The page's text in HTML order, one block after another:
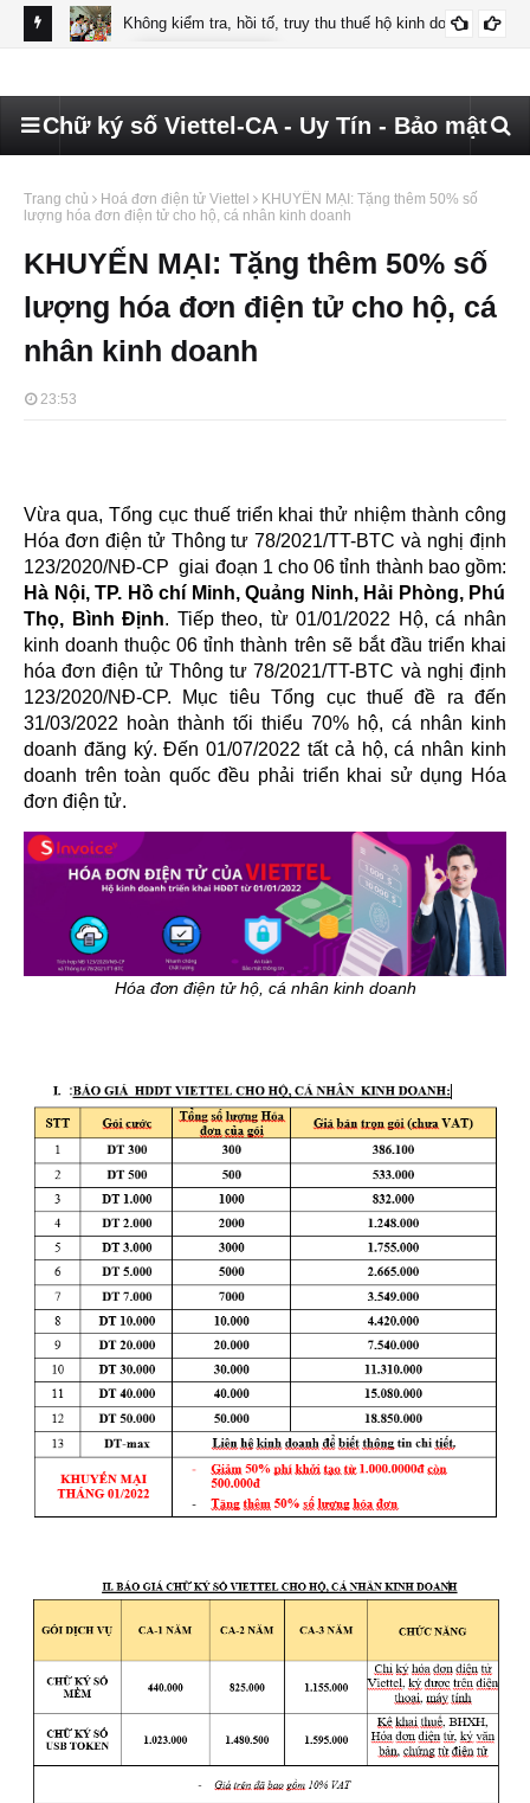
Không kiểm tra, hồi tố, truy thu thuế hộ kinh doanh
đã
Chữ ký số Viettel-CA - Uy Tín - Bảo mật
Trang chủ Hoá đơn điện tử Viettel
KHUYẾN MẠI: Tặng thêm 50% số
lượng hóa đơn điện tử cho hộ, cá nhân kinh doanh
KHUYẾN MẠI: Tặng thêm 50% số
lượng hóa đơn điện tử cho hộ, cá
nhân kinh doanh
23:53
Vừa qua, Tổng cục thuế triển khai thử nhiệm thành công
Hóa đơn điện tử Thông tư 78/2021/TT-BTC và nghị định
123/2020/NĐ-CP giai đoạn 1 cho 06 tỉnh thành bao gồm:
Hà Nội, TP. Hồ chí Minh, Quảng Ninh, Hải Phòng, Phú
Thọ, Bình Định. Tiếp theo, từ 01/01/2022 Hộ, cá nhân
kinh doanh thuộc 06 tỉnh thành trên sẽ bắt đầu triển khai
hóa đơn điện tử Thông tư 78/2021/TT-BTC và nghị định
123/2020/NĐ-CP. Mục tiêu Tổng cục thuế đề ra đến
31/03/2022 hoàn thành tối thiểu 70% hộ, cá nhân kinh
doanh đăng ký. Đến 01/07/2022 tất cả hộ, cá nhân kinh
doanh trên toàn quốc đều phải triển khai sử dụng Hóa
đơn điện tử.
Hóa đơn điện tử hộ, cá nhân kinh doanh